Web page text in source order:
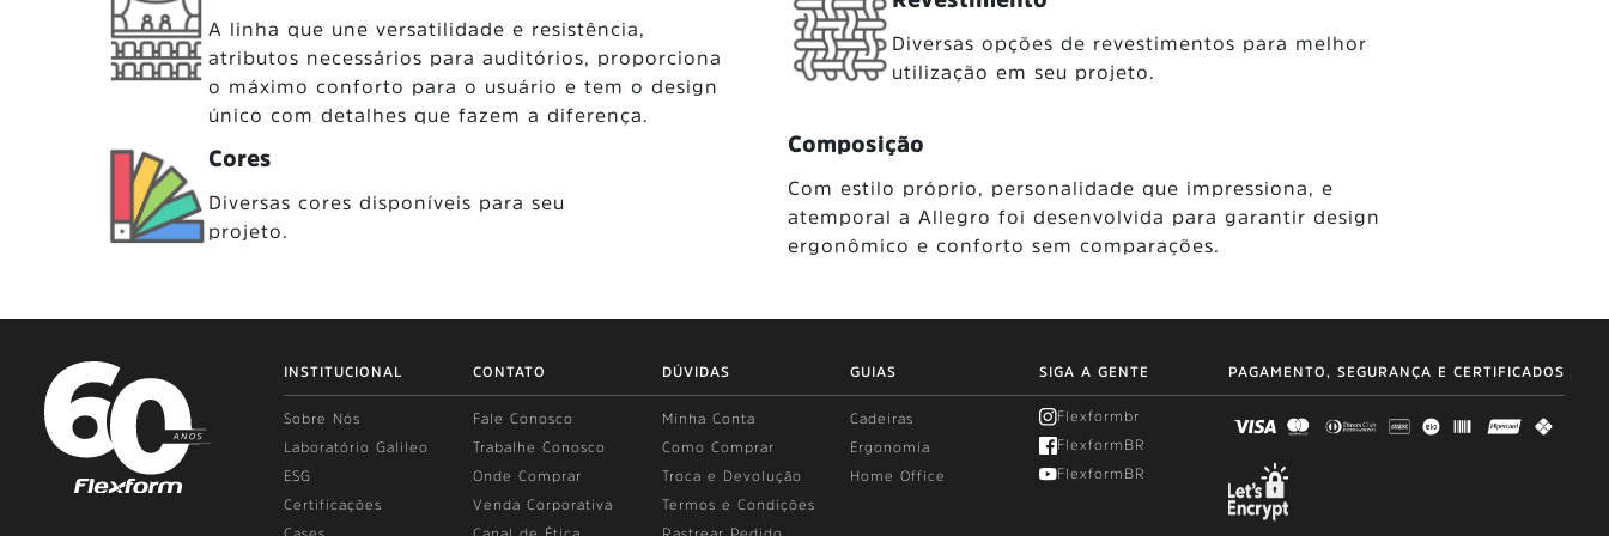
A linha que une versatilidade e resistência,
atributos necessários para auditórios, proporciona
o máximo conforto para o usuário e tem o design
único com detalhes que fazem a diferença.
Diversas opções de revestimentos para melhor
utilização em seu projeto.
Cores
Diversas cores disponíveis para seu
projeto.
Composição
Com estilo próprio, personalidade que impressiona, e
atemporal a Allegro foi desenvolvida para garantir design
ergonômico e conforto sem comparações.
INSTITUCIONAL
Sobre Nós
Laboratório Galileo
ESG
Certificações
CONTATO
Fale Conosco
Trabalhe Conosco
Onde Comprar
Venda Corporativa
DÚVIDAS
Minha Conta
Como Comprar
Troca e Devolução
Termos e Condições
GUIAS
Cadeiras
Ergonomia
Home Office
SIGA A GENTE
Flexformbr
FlexformBR
FlexformBR
PAGAMENTO, SEGURANÇA E CERTIFICADOS